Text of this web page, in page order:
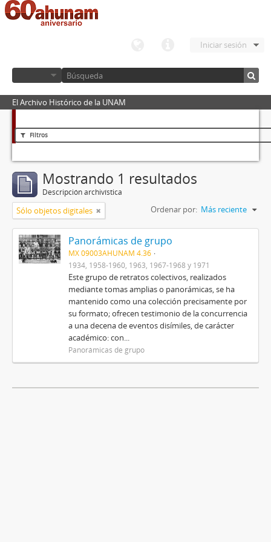
Iniciar sesión
El Archivo Histórico de la UNAM
Filtros
Mostrando 1 resultados
Descripción archivística
Sólo objetos digitales Ordenar por: Más reciente
Panorámicas de grupo
MX 09003AHUNAM 4.36
1934, 1958-1960, 1963, 1967-1968 y 1971
Este grupo de retratos colectivos, realizados
mediante tomas amplias o panorámicas, se ha
mantenido como una colección precisamente por
su formato; ofrecen testimonio de la concurrencia
a una decena de eventos disímiles, de carácter
académico: con...
Panorámicas de grupo